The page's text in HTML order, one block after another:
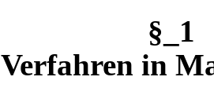
§_1
Verfahren in